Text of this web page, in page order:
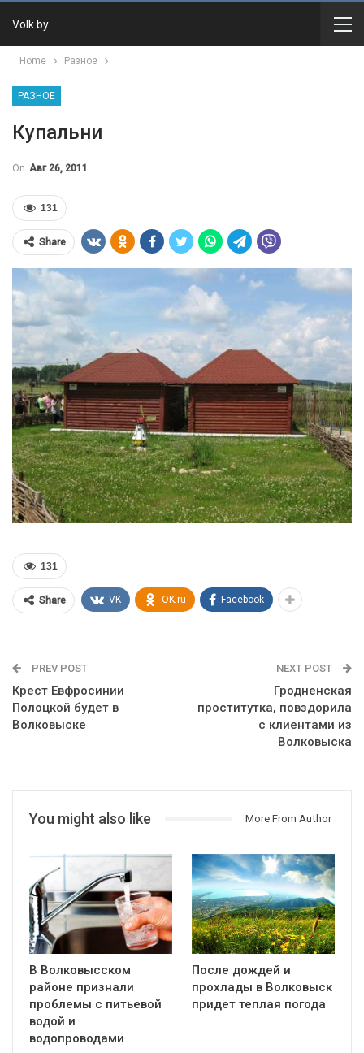
Volk.by
Home Разное
РАЗНОЕ
Купальни
On Авг 26, 2011
131
Share
131
Share VK OK.ru Facebook
PREV POST
Крест Евфросинии
Полоцкой будет в
Волковыске
NEXT POST
Гродненская
проститутка, повздорила
с клиентами из
Волковыска
You might also like More From Author
В Волковысском
районе признали
проблемы с питьевой
водой и
водопроводами
После дождей и
прохлады в Волковыск
придет теплая погода